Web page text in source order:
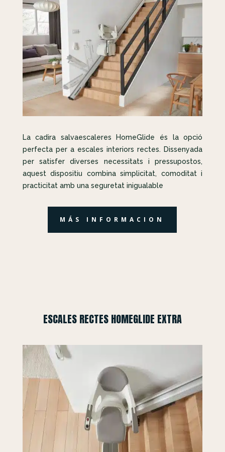
La cadira salvaescaleres HomeGlide és la opció
perfecta per a escales interiors rectes. Dissenyada
per satisfer diverses necessitats i pressupostos,
aquest dispositiu combina simplicitat, comoditat i
practicitat amb una seguretat inigualable
MÁS INFORMACION
ESCALES RECTES HOMEGLIDE EXTRA